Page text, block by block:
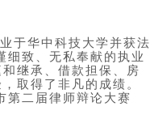
华中科技大学并获法
细致、无私奉献的执业
继承、借款担保、房
取得了非凡的成绩。
第二届律师辩论大赛